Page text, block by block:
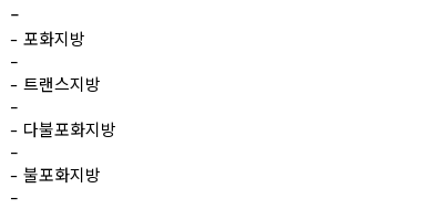
-
- 포화지방
-
- 트랜스지방
-
- 다불포화지방
-
- 불포화지방
-